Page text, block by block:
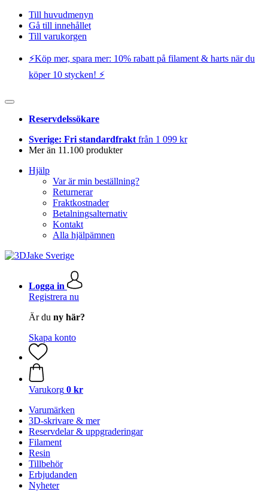
Till huvudmenyn
Gå till innehållet
Till varukorgen
⚡️Köp mer, spara mer: 10% rabatt på filament & harts när du
köper 10 stycken! ⚡️
Reservdelssökare
Sverige: Fri standardfrakt från 1 099 kr
Mer än 11.100 produkter
Hjälp
Var är min beställning?
Returnerar
Fraktkostnader
Betalningsalternativ
Kontakt
Alla hjälpämnen
Logga in
Registrera nu
Är du ny här?
Skapa konto
Varukorg 0 kr
Varumärken
3D-skrivare & mer
Reservdelar & uppgraderingar
Filament
Resin
Tillbehör
Erbjudanden
Nyheter